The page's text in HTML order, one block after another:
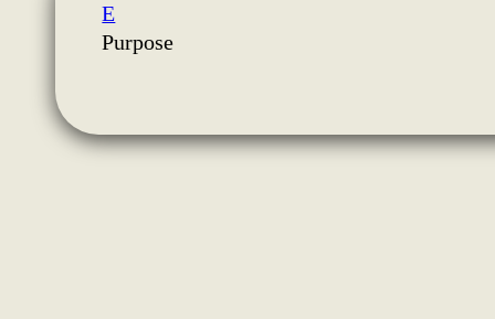
E
Purpose